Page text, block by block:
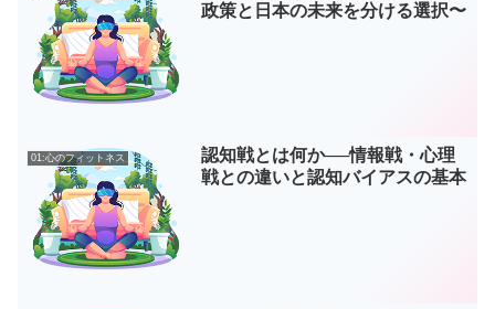
政策と日本の未来を分ける選択〜
01:心のフィットネス
認知戦とは何か──情報戦・心理
戦との違いと認知バイアスの基本